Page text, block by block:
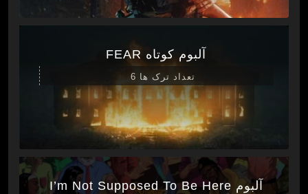
آلبوم کوتاه FEAR
تعداد ترک ها 6
آلبوم I’m Not Supposed To Be Here